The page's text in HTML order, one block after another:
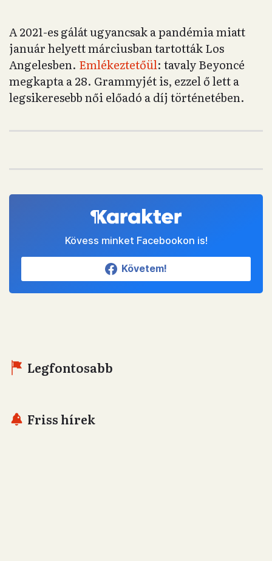
A 2021-es gálát ugyancsak a pandémia miatt
január helyett márciusban tartották Los
Angelesben. Emlékeztetőül: tavaly Beyoncé
megkapta a 28. Grammyjét is, ezzel ő lett a
legsikeresebb női előadó a díj történetében.
Kövess minket Facebookon is!
Követem!
Legfontosabb
Friss hírek